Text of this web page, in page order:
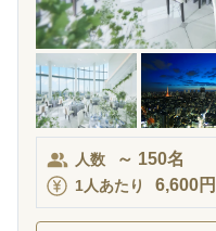
人数 ～ 150名
1人あたり 6,600円